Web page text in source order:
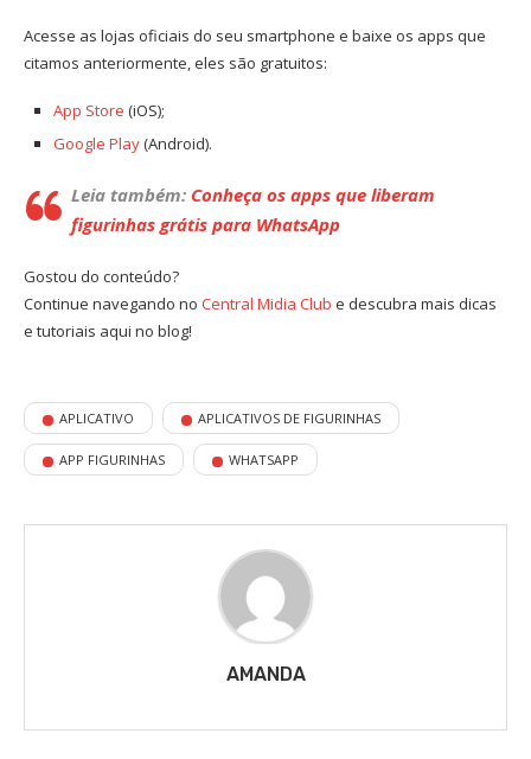
Acesse as lojas oficiais do seu smartphone e baixe os apps que
citamos anteriormente, eles são gratuitos:
App Store (iOS);
Google Play(Android).
Leia também: Conheça os apps que liberam
figurinhas grátis para WhatsApp
Gostou do conteúdo?
Continue navegando no Central Midia Club e descubra mais dicas
e tutoriais aqui no blog!
APLICATIVO APLICATIVOS DE FIGURINHAS
APP FIGURINHAS WHATSAPP
AMANDA